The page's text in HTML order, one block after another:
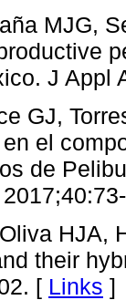
MJG,
J Appl
GJ,
el
de
HJA,
their
[ Links ]